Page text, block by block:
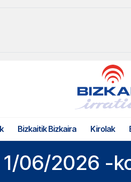
Bizkaitik Bizkaira Kirolak
1/06/2026 -